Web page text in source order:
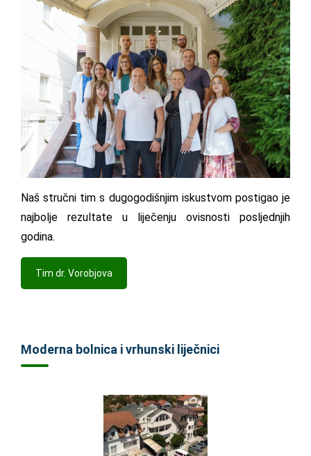
Naš stručni tim s dugogodišnjim iskustvom postigao je
najbolje rezultate u liječenju ovisnosti posljednjih
godina.
Tim dr. Vorobjova
Moderna bolnica i vrhunski liječnici